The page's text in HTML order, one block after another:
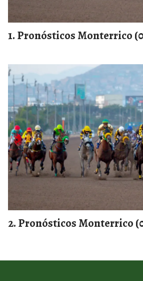
Pronósticos Monterrico
Pronósticos Monterrico